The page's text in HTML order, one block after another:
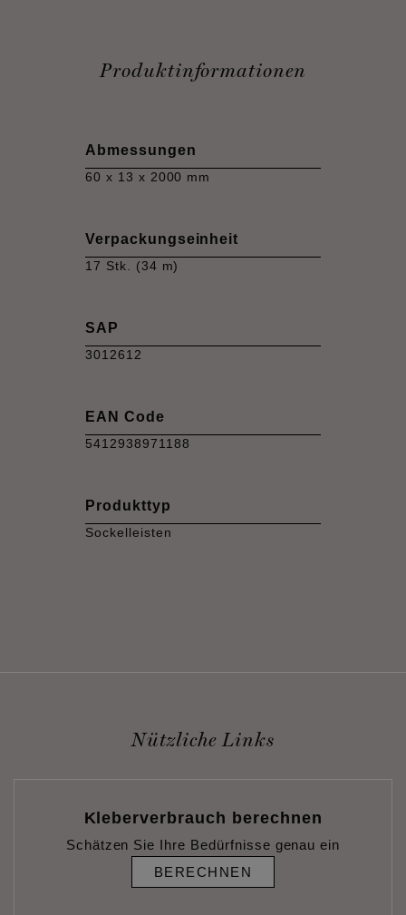
Produktinformationen
Abmessungen
60 x 13 x 2000 mm
Verpackungseinheit
17 Stk. (34 m)
SAP
3012612
EAN Code
5412938971188
Produkttyp
Sockelleisten
Nützliche Links
Kleberverbrauch berechnen
Schätzen Sie Ihre Bedürfnisse genau ein
BERECHNEN